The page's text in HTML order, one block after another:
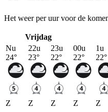
Het weer per uur voor de
Vrijdag
Nu
24°
Z
22u
23°
Z
23u
22°
Z
00u
22°
Z
1u
22°
Z